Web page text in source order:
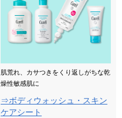
肌荒れ、カサつきをくり返しがちな乾
燥性敏感肌に
⇒ボディウォッシュ・スキン
ケアシート